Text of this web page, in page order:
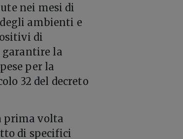
nei mesi di
ambienti e
di
la
per la
32 del decreto
prima volta
di specifici